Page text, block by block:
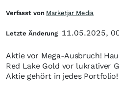
Aktie vor Mega-Ausbruch!
Red Lake Gold vor lukrativer
Aktie gehört in jedes Portfolio!
Verfasst von Marketjar Media
Letzte Änderung 11.05.2025,